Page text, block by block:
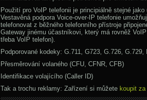
Použití pro VoIP telefonii je principiálně stejné
Vestavěná podpora Voice-over-IP telefonie
telefonovat z běžného telefonního přístroje
Gateway jinému účastníkovi, který má rovněž
třeba VoIP telefon).
Podporované kodeky: G.711, G723, G.726,
Přesměrování volaného (CFU, CFNR, CFB)
Identifikace volajícího (Caller ID)
Tak a trochu reklamy: Zařízení si můžete koupit